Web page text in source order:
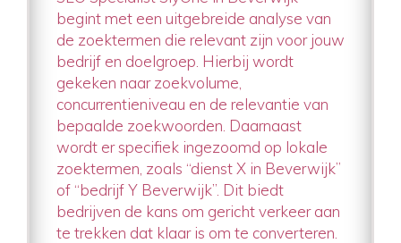
begint met een uitgebreide analyse van
de zoektermen die relevant zijn voor jouw
bedrijf en doelgroep. Hierbij wordt
gekeken naar zoekvolume,
concurrentieniveau en de relevantie van
bepaalde zoekwoorden. Daarnaast
wordt er specifiek ingezoomd op lokale
zoektermen, zoals “dienst X in Beverwijk”
of “bedrijf Y Beverwijk”. Dit biedt
bedrijven de kans om gericht verkeer aan
te trekken dat klaar is om te converteren.